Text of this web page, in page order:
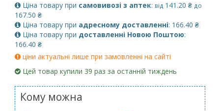
Ціна товару при самовивозі з аптек: від 141.20 ₴ до
167.50 ₴
Ціна товару при адресному доставленні: 166.40 ₴
Ціна товару при доставленні Новою Поштою:
166.40 ₴
ціни актуальні лише при замовленні на сайті
Цей товар купили 39 раз за останній тиждень
Кому можна